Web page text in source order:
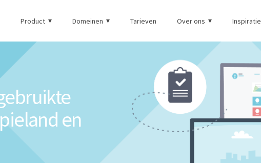
Product Domeinen Tarieven Over ons Inspiratie
en